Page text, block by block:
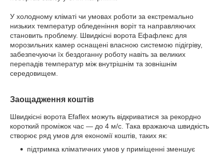
У холодному кліматі чи умовах роботи за екстремально
низьких температур обледеніння воріт та направляючих
становить проблему. Швидкісні ворота Ефафлекс для
морозильних камер оснащені власною системою підігріву,
забезпечуючи їх бездоганну роботу навіть за великих
перепадів температур між внутрішнім та зовнішнім
середовищем.
Заощадження коштів
Швидкісні ворота Efaflex можуть відкриватися за рекордно
короткий проміжок час — до 4 м/с. Така вражаюча швидкість
створює ряд умов для економії коштів, таких як:
підтримка кліматичних умов у приміщенні зменшує